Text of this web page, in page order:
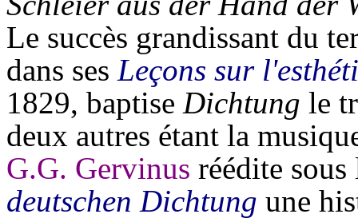
Le succès grandissant du
dans ses Leçons sur
1829, baptise Dichtung le
deux autres étant la
G.G. Gervinus réédite
deutschen Dichtung une